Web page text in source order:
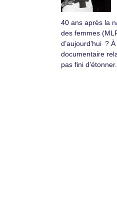
40 ans après la
des femmes
d’aujourd’hui ?
documentaire
pas fini d’étonner.